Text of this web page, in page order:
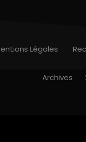
Légales
Archives